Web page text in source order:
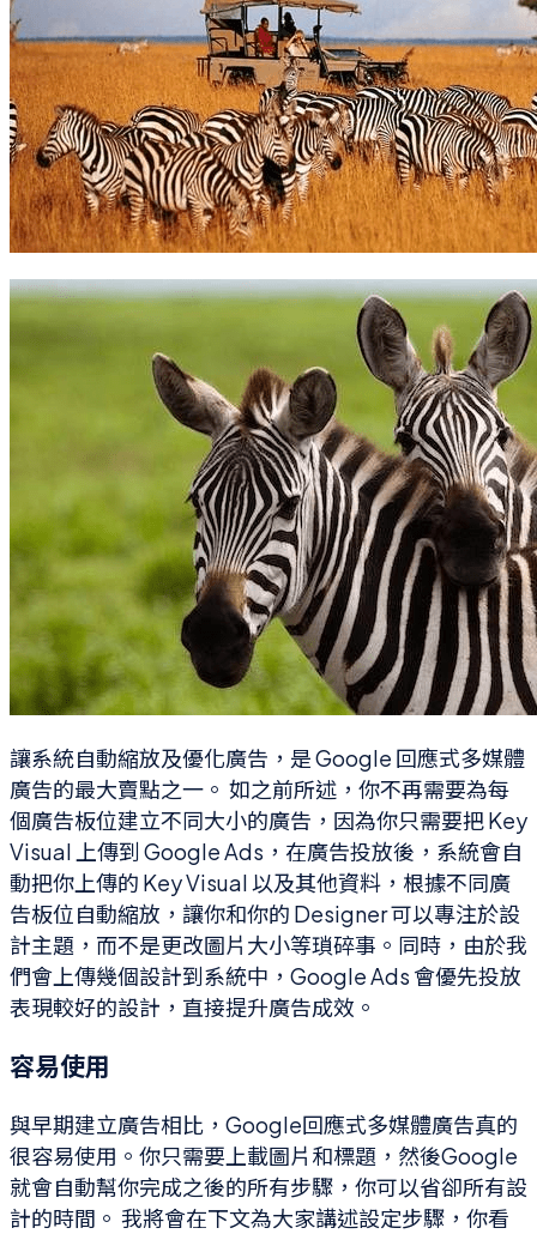
讓系統自動縮放及優化廣告，是 Google 回應式多媒體
廣告的最大賣點之一。 如之前所述，你不再需要為每
個廣告板位建立不同大小的廣告，因為你只需要把 Key
Visual 上傳到 Google Ads，在廣告投放後，系統會自
動把你上傳的 Key Visual 以及其他資料，根據不同廣
告板位自動縮放，讓你和你的 Designer 可以專注於設
計主題，而不是更改圖片大小等瑣碎事。同時，由於我
們會上傳幾個設計到系統中，Google Ads 會優先投放
表現較好的設計，直接提升廣告成效。
容易使用
與早期建立廣告相比，Google回應式多媒體廣告真的
很容易使用。你只需要上載圖片和標題，然後Google
就會自動幫你完成之後的所有步驟，你可以省卻所有設
計的時間。 我將會在下文為大家講述設定步驟，你看